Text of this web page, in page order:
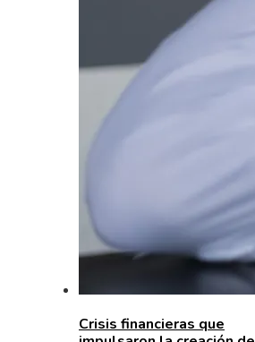
Crisis financieras que